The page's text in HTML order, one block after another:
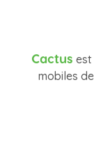
Cactus est
mobiles